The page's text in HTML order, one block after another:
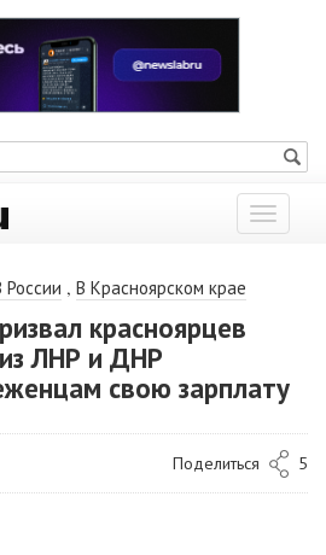
Показать
меню
России , В Красноярском крае
красноярцев
ЛНР и ДНР
свою зарплату
Поделиться 5